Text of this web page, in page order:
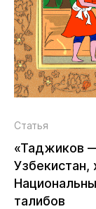
Статья
«Таджиков
талибов